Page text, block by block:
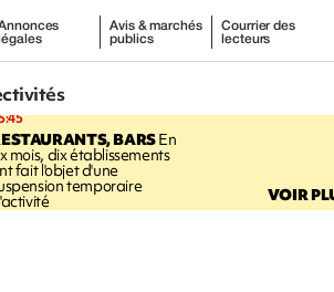
légales
Avis & marchés
publics
Courrier des
lecteurs
BARSEn
mois, dix établissements
fait l'objet d'une
temporaire VOIR